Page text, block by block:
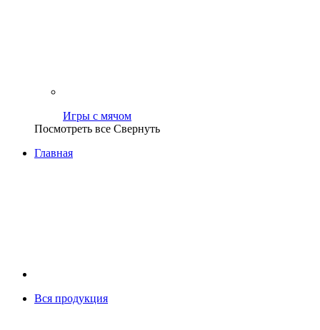
Игры с мячом
Посмотреть все Свернуть
Главная
Вся продукция